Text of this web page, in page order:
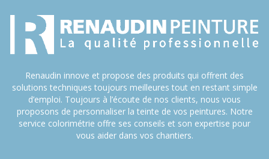
Renaudin innove et propose des produits qui offrent des
solutions techniques toujours meilleures tout en restant simple
d’emploi. Toujours à l’écoute de nos clients, nous vous
proposons de personnaliser la teinte de vos peintures. Notre
service colorimétrie offre ses conseils et son expertise pour
vous aider dans vos chantiers.